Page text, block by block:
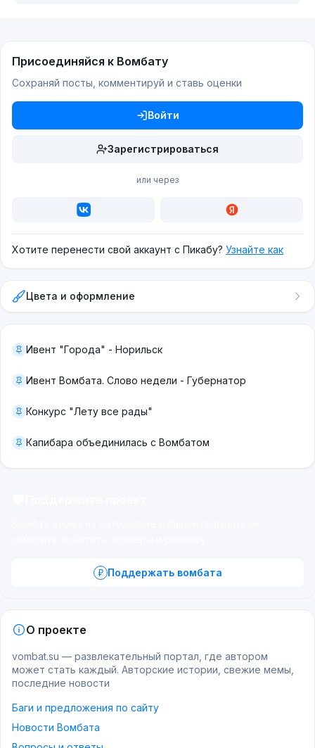
Присоединяйся к Вомбату
Сохраняй посты, комментируй и ставь оценки
Войти
Зарегистрироваться
или через
Хотите перенести свой аккаунт с Пикабу? Узнайте как
Цвета и оформление
Ивент "Города" - Норильск
Ивент Вомбата. Слово недели - Губернатор
Конкурс "Лету все рады"
Капибара объединилась с Вомбатом
Поддержать вомбата
О проекте
vombat.su — развлекательный портал, где автором
может стать каждый. Авторские истории, свежие мемы,
последние новости
Баги и предложения по сайту
Новости Вомбата